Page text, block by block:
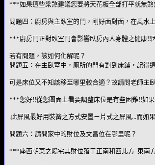
***如果這些梁煞建議您要將天花板全部打平就無
問題四：廚房與主臥室的門，剛好面對面，在風水
***廚房門正對臥室門會影響臥房內人身體之健康
若有問題，該如何化解呢？
問題五：在主臥室中，厠所的門有對到床鋪，記得
可是床位又不知該移至哪里較合適？故請問老師主
***您好!!從您圖面上看要調整床位是有些困難!!如
.此屏風最好用裝簧之方式安置ㄧ片式之屏風...而
問題六：請問家中的財位及文昌位在哪里呢？
***座西朝東之陽宅其財位落于正南和西北方..東南